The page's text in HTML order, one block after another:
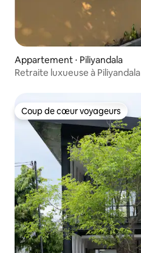
Appartement ⋅ Piliyandala
Retraite luxueuse à Piliyandala
Coup de cœur voyageurs
Coup de cœur voyageurs